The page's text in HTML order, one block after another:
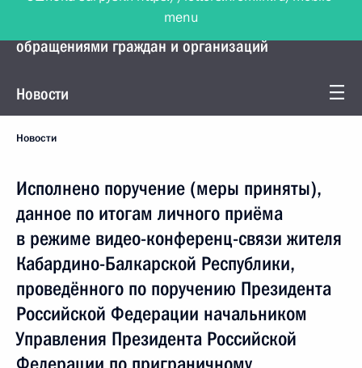
Управление Президента по работе с
обращениями граждан и организаций
Новости
Новости
Исполнено поручение (меры приняты),
данное по итогам личного приёма
в режиме видео-конференц-связи жителя
Кабардино-Балкарской Республики,
проведённого по поручению Президента
Российской Федерации начальником
Управления Президента Российской
menu